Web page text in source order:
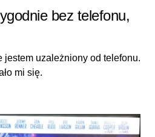
bez telefonu,
jestem uzależniony od telefonu.
mi się.